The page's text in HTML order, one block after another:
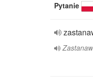
Pytanie